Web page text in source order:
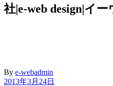
社|e-web design|イ
By e-webadmin
2013年3月24日